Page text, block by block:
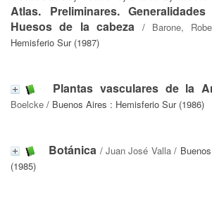
Atlas. Preliminares.
Huesos de la cabeza / Barone,
Hemisferio Sur (1987)
Plantas vasculares de la
Boelcke / Buenos Aires : Hemisferio Sur (1986)
Botánica /Juan José Valla/ Buenos
(1985)